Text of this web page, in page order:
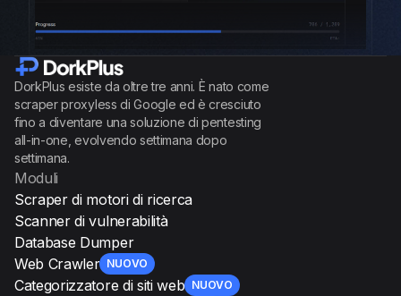
DorkPlus esiste da oltre tre anni. È nato come
scraper proxyless di Google ed è cresciuto
fino a diventare una soluzione di pentesting
all-in-one, evolvendo settimana dopo
settimana.
Moduli
Scraper di motori di ricerca
Scanner di vulnerabilità
Database Dumper
Web Crawler NUOVO
Categorizzatore di siti web NUOVO